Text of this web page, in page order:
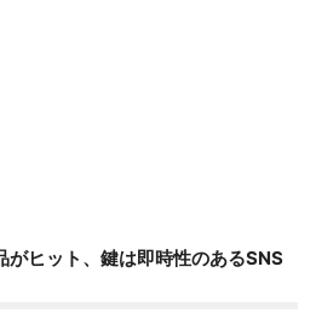
がヒット、鍵は即時性のあるSNS